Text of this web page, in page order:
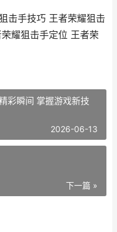
击手技巧 王者荣耀狙击
耀狙击手定位 王者荣
彩瞬间 掌握游戏新技
2026-06-13
下一篇 »